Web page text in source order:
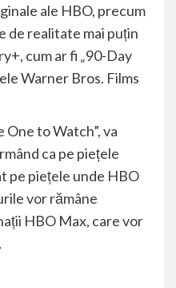
ale HBO, precum
de realitate mai puțin
cum ar fi „90-Day
Warner Bros. Films
One to Watch”, va
ca pe piețele
pe piețele unde HBO
vor rămâne
HBO Max, care vor